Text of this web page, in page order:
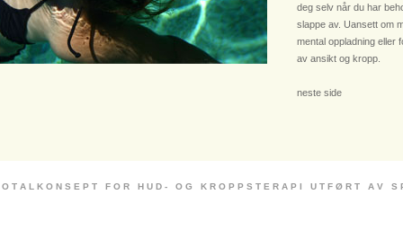
deg selv når du har
slappe av. Uansett om
mental oppladning eller
av ansikt og kropp.
neste side
O T A L K O N S E P T F O R H U D - O G K R O P P S T E R A P I U T F Ø R T A V S